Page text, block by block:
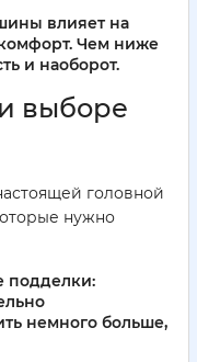
влияет на
Чем ниже
и наоборот.
выборе
головной
нужно
подделки:
немного больше,